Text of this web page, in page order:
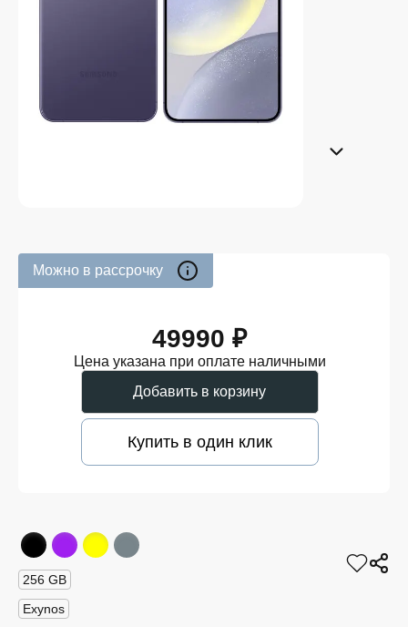
Можно в рассрочку
49990 ₽
Цена указана при оплате наличными
Добавить в корзину
Купить в один клик
256 GB
Exynos